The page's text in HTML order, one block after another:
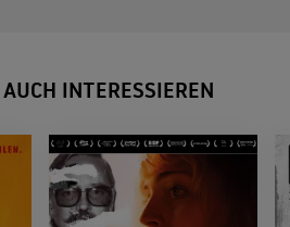
INTERESSIEREN